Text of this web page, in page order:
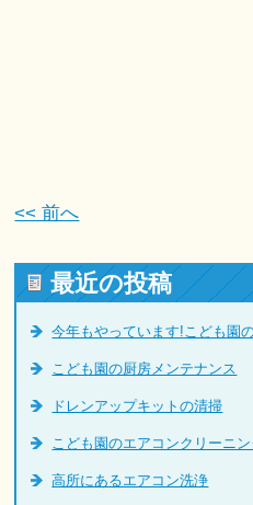
<< 前へ
最近の投稿
今年もやっています!こども園
こども園の厨房メンテナンス
ドレンアップキットの清掃
こども園のエアコンクリーニ
高所にあるエアコン洗浄